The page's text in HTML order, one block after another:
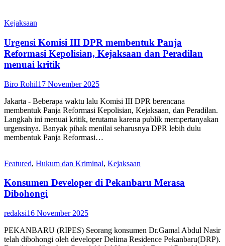
Kejaksaan
Urgensi Komisi III DPR membentuk Panja
Reformasi Kepolisian, Kejaksaan dan Peradilan
menuai kritik
Biro Rohil17 November 2025
Jakarta - Beberapa waktu lalu Komisi III DPR berencana
membentuk Panja Reformasi Kepolisian, Kejaksaan, dan Peradilan.
Langkah ini menuai kritik, terutama karena publik mempertanyakan
urgensinya. Banyak pihak menilai seharusnya DPR lebih dulu
membentuk Panja Reformasi…
Featured, Hukum dan Kriminal, Kejaksaan
Konsumen Developer di Pekanbaru Merasa
Dibohongi
redaksi16 November 2025
PEKANBARU (RIPES) Seorang konsumen Dr.Gamal Abdul Nasir
telah dibohongi oleh developer Delima Residence Pekanbaru(DRP).